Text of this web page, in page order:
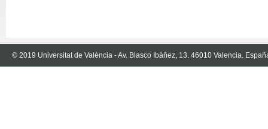
© 2019 Universitat de València - Av. Blasco Ibáñez, 13. 46010 Valencia.